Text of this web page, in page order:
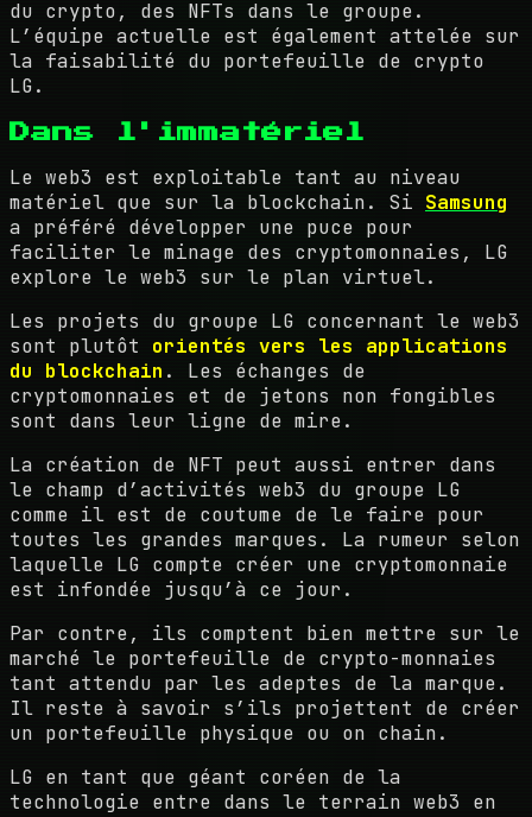
du crypto, des NFTs dans le groupe.
L’équipe actuelle est également attelée sur
la faisabilité du portefeuille de crypto
LG.
Dans l'immatériel
Le web3 est exploitable tant au niveau
matériel que sur la blockchain. Si Samsung
a préféré développer une puce pour
faciliter le minage des cryptomonnaies, LG
explore le web3 sur le plan virtuel.
Les projets du groupe LG concernant le web3
sont plutôt orientés vers les applications
du blockchain . Les échanges de
cryptomonnaies et de jetons non fongibles
sont dans leur ligne de mire.
La création de NFT peut aussi entrer dans
le champ d’activités web3 du groupe LG
comme il est de coutume de le faire pour
toutes les grandes marques. La rumeur selon
laquelle LG compte créer une cryptomonnaie
est infondée jusqu’à ce jour.
Par contre, ils comptent bien mettre sur le
marché le portefeuille de crypto-monnaies
tant attendu par les adeptes de la marque.
Il reste à savoir s’ils projettent de créer
un portefeuille physique ou on chain.
LG en tant que géant coréen de la
technologie entre dans le terrain web3 en